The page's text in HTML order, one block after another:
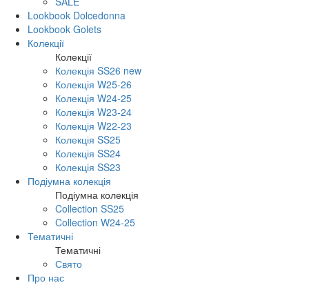
Lookbook Dolcedonna
Lookbook Golets
Колекції
Колекції
Колекція SS26 new
Колекція W25-26
Колекція W24-25
Колекція W23-24
Колекція W22-23
Колекція SS25
Колекція SS24
Колекція SS23
Подіумна колекція
Подіумна колекція
Collection SS25
Collection W24-25
Тематичні
Тематичні
Свято
Про нас